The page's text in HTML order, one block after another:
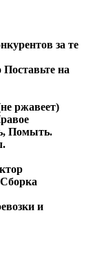
за те
на
ржавеет)
Помыть.
и